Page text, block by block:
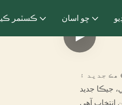
ڪسٽمر ڇو اسان
جيڪا جديد